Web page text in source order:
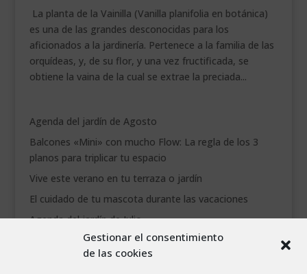
Gestionar el consentimiento
de las cookies
La planta de la Vainilla (Vanilla planifolia en botánica)
es una de las grandes desconocidas para los
aficionados a la jardinería. Pertenece a la familia de las
orquídeas, y, de su flor, y una vez fructificada, se
obtiene la vaina de la cual se extrae la preciada...
Agenda del jardín de Agosto
Balcones «Mini» con mucho Flow: La regla de los 3
planos para triplicar tu espacio
Vive este verano en tu terraza o jardín
El cuidado de tu mascota durante las vacaciones
Agenda del jardín de Julio
agosto 2026